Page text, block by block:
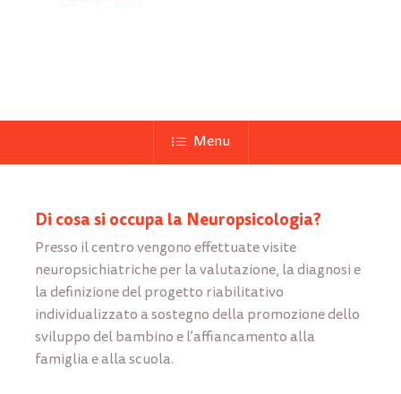
Menu
Di cosa si occupa la Neuropsicologia?
Presso il centro vengono effettuate visite
neuropsichiatriche per la valutazione, la diagnosi e
la definizione del progetto riabilitativo
individualizzato a sostegno della promozione dello
sviluppo del bambino e l’affiancamento alla
famiglia e alla scuola.